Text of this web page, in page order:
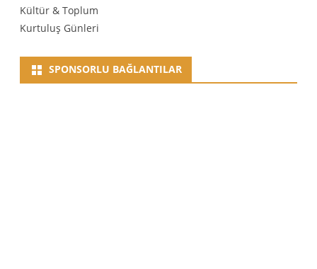
Kültür & Toplum
Kurtuluş Günleri
SPONSORLU BAĞLANTILAR